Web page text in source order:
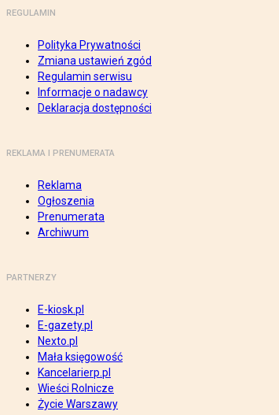
REGULAMIN
Polityka Prywatności
Zmiana ustawień zgód
Regulamin serwisu
Informacje o nadawcy
Deklaracja dostępności
REKLAMA I PRENUMERATA
Reklama
Ogłoszenia
Prenumerata
Archiwum
PARTNERZY
E-kiosk.pl
E-gazety.pl
Nexto.pl
Mała księgowość
Kancelarierp.pl
Wieści Rolnicze
Życie Warszawy